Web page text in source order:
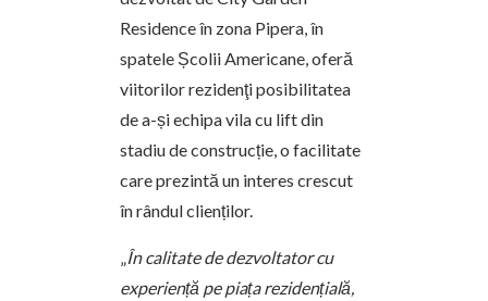
Residence în zona Pipera, în
spatele Școlii Americane, oferă
viitorilor rezidenţi posibilitatea
de a-și echipa vila cu lift din
stadiu de construcție, o facilitate
care prezintă un interes crescut
în rândul clienților.
„În calitate de dezvoltator cu
experiență pe piața rezidențială,